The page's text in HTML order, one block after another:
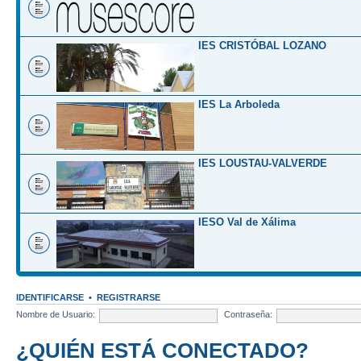
IES CRISTÓBAL LOZANO
IES La Arboleda
IES LOUSTAU-VALVERDE
IESO Val de Xálima
IDENTIFICARSE • REGISTRARSE
Nombre de Usuario:
Contraseña:
¿QUIÉN ESTÁ CONECTADO?